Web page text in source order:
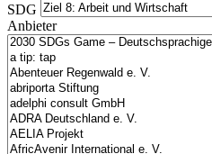
SDG
Anbieter